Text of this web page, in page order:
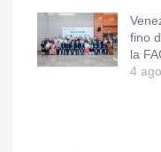
fino
la
4